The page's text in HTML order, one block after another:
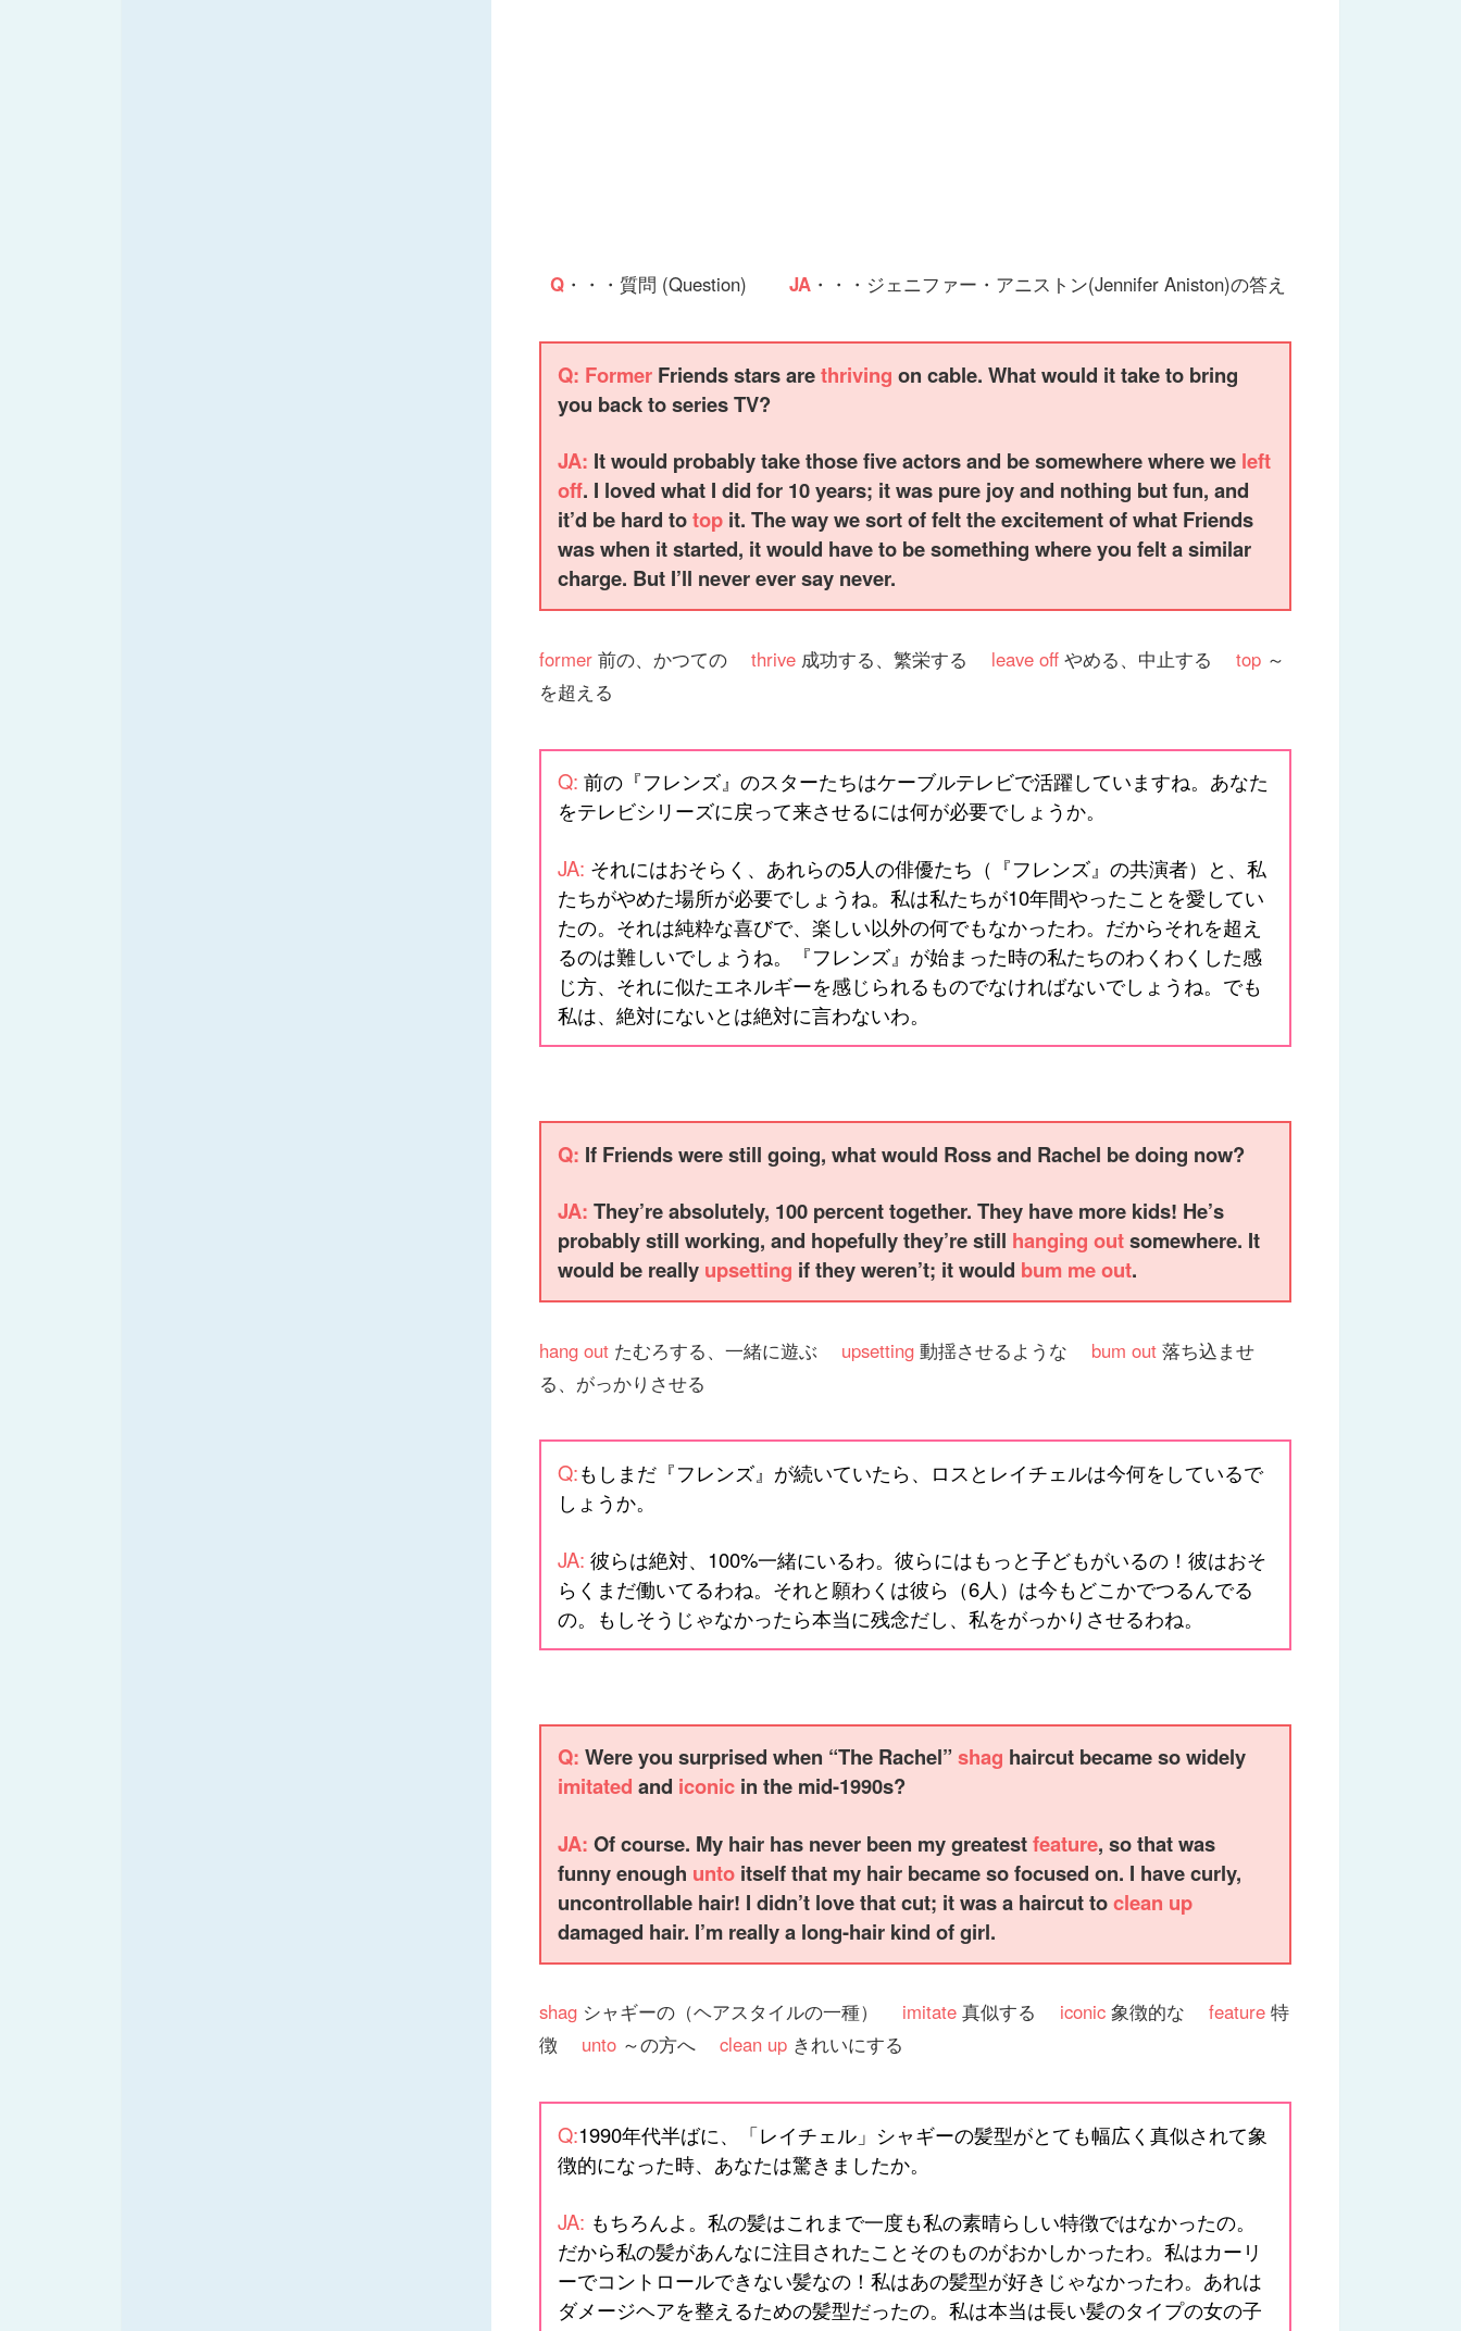
Q ・・・質問 (Question)JA ・・・ジェニファー・アニストン(Jennifer Aniston)の答え
Q: FormerFriends stars arethriving on cable. What would it take to bring
you back to series TV?
JA: It would probably take those five actors and be somewhere where we left
off. I loved what I did for 10 years; it was pure joy and nothing but fun, and
it’d be hard totopit. The way we sort of felt the excitement of what Friends
was when it started, it would have to be something where you felt a similar
charge. But I’ll never ever say never.
former 前の、かつてのthrive 成功する、繁栄する leave off やめる、中止するtop ～
を超える
Q: 前の『フレンズ』のスターたちはケーブルテレビで活躍していますね。あなた
をテレビシリーズに戻って来させるには何が必要でしょうか。
JA: それにはおそらく、あれらの5人の俳優たち（『フレンズ』の共演者）と、私
たちがやめた場所が必要でしょうね。私は私たちが10年間やったことを愛してい
たの。それは純粋な喜びで、楽しい以外の何でもなかったわ。だからそれを超え
るのは難しいでしょうね。『フレンズ』が始まった時の私たちのわくわくした感
じ方、それに似たエネルギーを感じられるものでなければないでしょうね。でも
私は、絶対にないとは絶対に言わないわ。
Q: If Friends were still going, what would Ross and Rachel be doing now?
JA: They’re absolutely, 100 percent together. They have more kids! He’s
probably still working, and hopefully they’re still hanging outsomewhere. It
would be really upsetting if they weren’t; it would bum me out.
hang out たむろする、一緒に遊ぶ upsetting 動揺させるような bum out 落ち込ませ
る、がっかりさせる
Q:もしまだ『フレンズ』が続いていたら、ロスとレイチェルは今何をしているで
しょうか。
JA: 彼らは絶対、100%一緒にいるわ。彼らにはもっと子どもがいるの！彼はおそ
らくまだ働いてるわね。それと願わくは彼ら（6人）は今もどこかでつるんでる
の。もしそうじゃなかったら本当に残念だし、私をがっかりさせるわね。
Q: Were you surprised when “The Rachel” shag haircut became so widely
imitated and iconicin the mid-1990s?
JA: Of course. My hair has never been my greatestfeature, so that was
funny enough untoitself that my hair became so focused on. I have curly,
uncontrollable hair! I didn’t love that cut; it was a haircut toclean up
damaged hair. I’m really a long-hair kind of girl.
shag シャギーの（ヘアスタイルの一種） imitate 真似する iconic 象徴的なfeature 特
徴 unto ～の方へclean up きれいにする
Q:1990年代半ばに、「レイチェル」シャギーの髪型がとても幅広く真似されて象
徴的になった時、あなたは驚きましたか。
JA: もちろんよ。私の髪はこれまで一度も私の素晴らしい特徴ではなかったの。
だから私の髪があんなに注目されたことそのものがおかしかったわ。私はカーリ
ーでコントロールできない髪なの！私はあの髪型が好きじゃなかったわ。あれは
ダメージヘアを整えるための髪型だったの。私は本当は長い髪のタイプの女の子